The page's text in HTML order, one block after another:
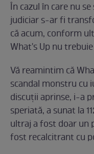
În cazul în care nu
judiciar s-ar fi
că acum, conform
What's Up nu
Vă reamintim că
scandal monstru cu
discuţii aprinse, i-a
speriată, a sunat la
ultraj a fost doar un
fost recalcitrant cu